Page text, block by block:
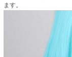
ます。